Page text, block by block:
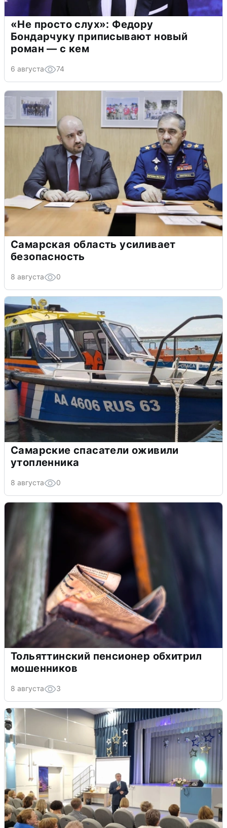
«Не просто слух»: Федору
Бондарчуку приписывают новый
роман — с кем
6 августа 74
Самарская область усиливает
безопасность
8 августа 0
Самарские спасатели оживили
утопленника
8 августа 0
Тольяттинский пенсионер обхитрил
мошенников
8 августа 3